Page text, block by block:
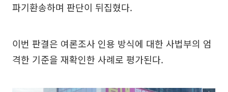
파기환송하며 판단이 뒤집혔다.
이번 판결은 여론조사 인용 방식에 대한 사법부의 엄
격한 기준을 재확인한 사례로 평가된다.